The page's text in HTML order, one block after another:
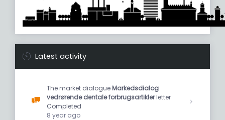
Latest activity
The market dialogueMarkedsdialog
vedrørende dentale forbrugsartiklerletter
Completed
8 year ago